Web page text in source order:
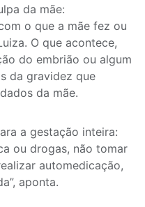
da mãe:
o que a mãe fez ou
O que acontece,
do embrião ou algum
da gravidez que
da mãe.
a gestação inteira:
ou drogas, não tomar
automedicação,
aponta.